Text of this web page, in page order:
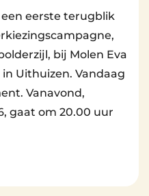
eerste terugblik
bij Molen Eva
Uithuizen. Vandaag
Vanavond,
gaat om 20.00 uur